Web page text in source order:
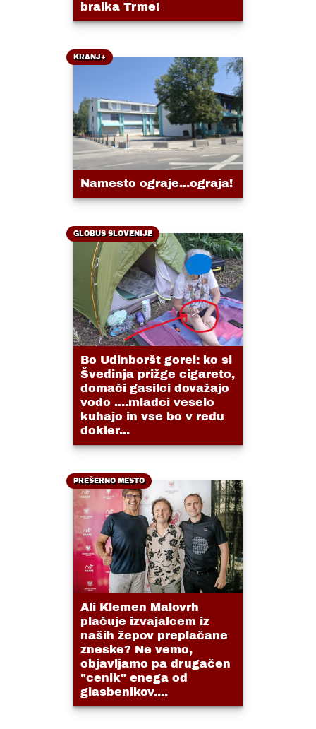
bralka Trme!
KRANJ+
Namesto ograje...ograja!
GLOBUS SLOVENIJE
Bo Udinboršt gorel: ko si
Švedinja prižge cigareto,
domači gasilci dovažajo
vodo ....mladci veselo
kuhajo in vse bo v redu
dokler...
PREŠERNO MESTO
Ali Klemen Malovrh
plačuje izvajalcem iz
naših žepov preplačane
zneske? Ne vemo,
objavljamo pa drugačen
"cenik" enega od
glasbenikov....